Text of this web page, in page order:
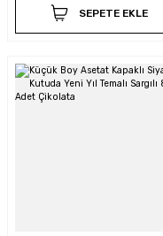
SEPETE EKLE